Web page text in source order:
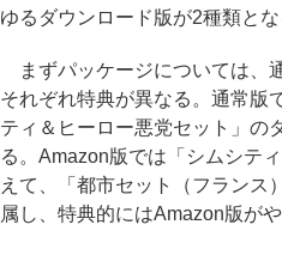
ゆるダウンロード版が2種類とな
まずパッケージについては、
それぞれ特典が異なる。通常版
ティ＆ヒーロー悪党セット」の
る。Amazon版では「シムシテ
えて、「都市セット（フランス
属し、特典的にはAmazon版がや